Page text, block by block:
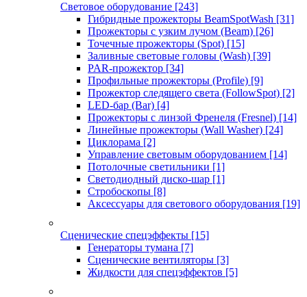
Световое оборудование [243]
Гибридные прожекторы BeamSpotWash [31]
Прожекторы с узким лучом (Beam) [26]
Точечные прожекторы (Spot) [15]
Заливные световые головы (Wash) [39]
PAR-прожектор [34]
Профильные прожекторы (Profile) [9]
Прожектор следящего света (FollowSpot) [2]
LED-бар (Bar) [4]
Прожекторы с линзой Френеля (Fresnel) [14]
Линейные прожекторы (Wall Washer) [24]
Циклорама [2]
Управление световым оборудованием [14]
Потолочные светильники [1]
Светодиодный диско-шар [1]
Стробоскопы [8]
Аксессуары для светового оборудования [19]
Сценические спецэффекты [15]
Генераторы тумана [7]
Сценические вентиляторы [3]
Жидкости для спецэффектов [5]